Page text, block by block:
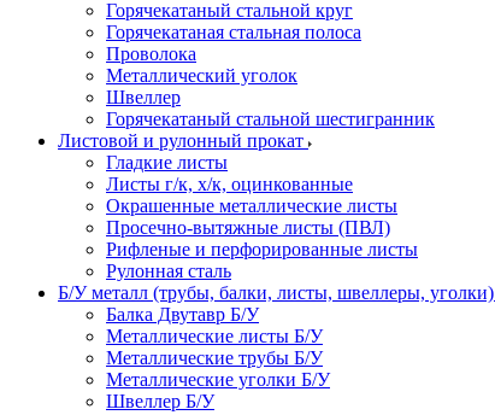
Горячекатаный стальной круг
Горячекатаная стальная полоса
Проволока
Металлический уголок
Швеллер
Горячекатаный стальной шестигранник
Листовой и рулонный прокат
Гладкие листы
Листы г/к, х/к, оцинкованные
Окрашенные металлические листы
Просечно-вытяжные листы (ПВЛ)
Рифленые и перфорированные листы
Рулонная сталь
Б/У металл (трубы, балки, листы, швеллеры, уголки)
Балка Двутавр Б/У
Металлические листы Б/У
Металлические трубы Б/У
Металлические уголки Б/У
Швеллер Б/У